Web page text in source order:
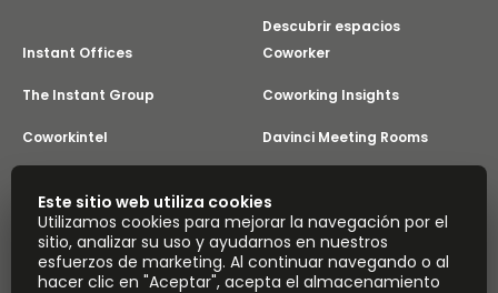
Descubrir espacios
Instant Offices
Coworker
The Instant Group Coworking Insights
Coworkintel Davinci Meeting Rooms
Yta
Parte de
Instant Group
Este sitio web utiliza cookies
Utilizamos cookies para mejorar la navegación por el
sitio, analizar su uso y ayudarnos en nuestros
esfuerzos de marketing. Al continuar navegando o al
hacer clic en "Aceptar", acepta el almacenamiento